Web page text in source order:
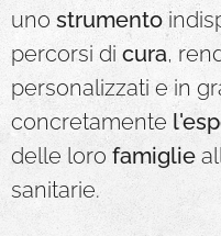
uno strumento
percorsi di cura,
personalizzati e in
concretamente
delle loro famiglie
sanitarie.